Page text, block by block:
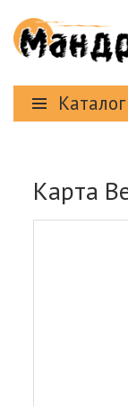
Каталог
Карта